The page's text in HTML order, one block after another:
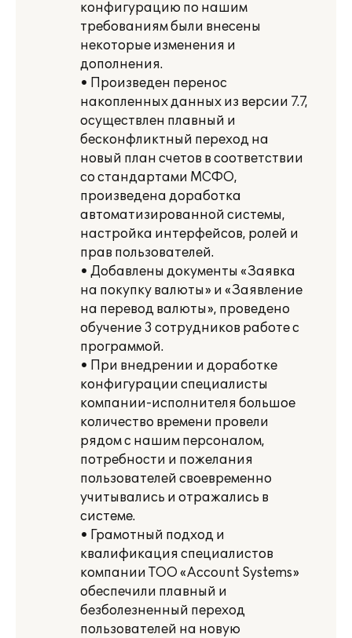
конфигурацию по нашим
требованиям были внесены
некоторые изменения и
дополнения.
• Произведен перенос
накопленных данных из версии 7.7,
осуществлен плавный и
бесконфликтный переход на
новый план счетов в соответствии
со стандартами МСФО,
произведена доработка
автоматизированной системы,
настройка интерфейсов, ролей и
прав пользователей.
• Добавлены документы «Заявка
на покупку валюты» и «Заявление
на перевод валюты», проведено
обучение 3 сотрудников работе с
программой.
• При внедрении и доработке
конфигурации специалисты
компании-исполнителя большое
количество времени провели
рядом с нашим персоналом,
потребности и пожелания
пользователей своевременно
учитывались и отражались в
системе.
• Грамотный подход и
квалификация специалистов
компании ТОО «Account Systems»
обеспечили плавный и
безболезненный переход
пользователей на новую